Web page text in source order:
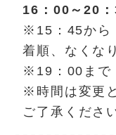
16：00～20
※15：45から
着順、なくな
※19：00まで
※時間は変更
ご了承くださ